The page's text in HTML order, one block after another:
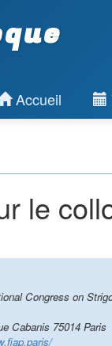
Accueil
le
Congress on
FIAP 30 Rue Cabanis 75014 Paris